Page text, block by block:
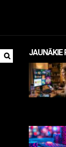
JAUNĀKIE